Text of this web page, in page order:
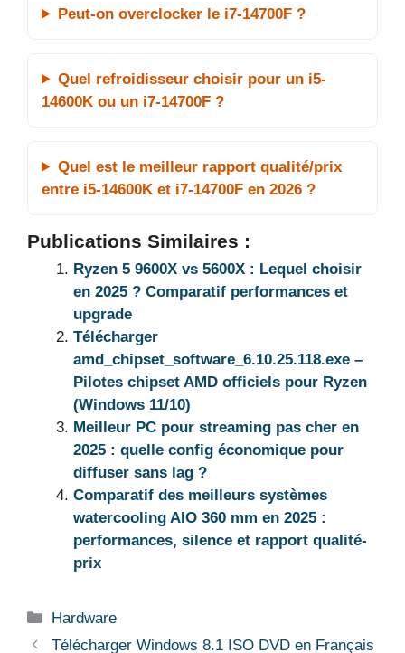
Peut-on overclocker le i7-14700F ?
Quel refroidisseur choisir pour un i5-
14600K ou un i7-14700F ?
Quel est le meilleur rapport qualité/prix
entre i5-14600K et i7-14700F en 2026 ?
Publications Similaires :
Ryzen 5 9600X vs 5600X : Lequel choisir
en 2025 ? Comparatif performances et
upgrade
Télécharger
amd_chipset_software_6.10.25.118.exe –
Pilotes chipset AMD officiels pour Ryzen
(Windows 11/10)
Meilleur PC pour streaming pas cher en
2025 : quelle config économique pour
diffuser sans lag ?
Comparatif des meilleurs systèmes
watercooling AIO 360 mm en 2025 :
performances, silence et rapport qualité-
prix
Catégories
Hardware
Télécharger Windows 8.1 ISO DVD en Français